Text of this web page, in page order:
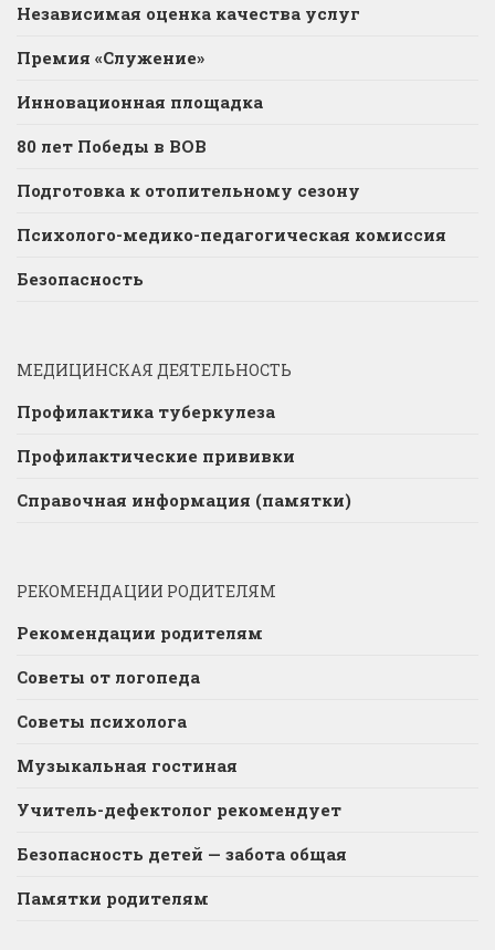
Независимая оценка качества услуг
Премия «Служение»
Инновационная площадка
80 лет Победы в ВОВ
Подготовка к отопительному сезону
Психолого-медико-педагогическая комиссия
Безопасность
МЕДИЦИНСКАЯ ДЕЯТЕЛЬНОСТЬ
Профилактика туберкулеза
Профилактические прививки
Справочная информация (памятки)
РЕКОМЕНДАЦИИ РОДИТЕЛЯМ
Рекомендации родителям
Советы от логопеда
Советы психолога
Музыкальная гостиная
Учитель-дефектолог рекомендует
Безопасность детей — забота общая
Памятки родителям